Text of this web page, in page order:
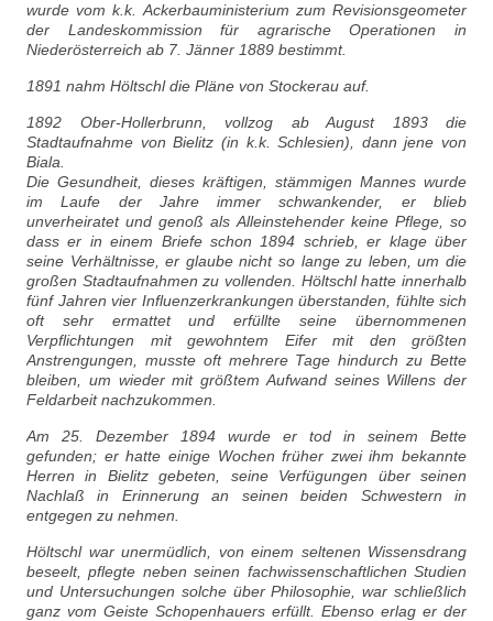
wurde vom k.k. Ackerbauministerium zum Revisionsgeometer
der Landeskommission für agrarische Operationen in
Niederösterreich ab 7. Jänner 1889 bestimmt.
1891 nahm Höltschl die Pläne von Stockerau auf.
1892 Ober-Hollerbrunn, vollzog ab August 1893 die
Stadtaufnahme von Bielitz (in k.k. Schlesien), dann jene von
Biala.
Die Gesundheit, dieses kräftigen, stämmigen Mannes wurde
im Laufe der Jahre immer schwankender, er blieb
unverheiratet und genoß als Alleinstehender keine Pflege, so
dass er in einem Briefe schon 1894 schrieb, er klage über
seine Verhältnisse, er glaube nicht so lange zu leben, um die
großen Stadtaufnahmen zu vollenden. Höltschl hatte innerhalb
fünf Jahren vier Influenzerkrankungen überstanden, fühlte sich
oft sehr ermattet und erfüllte seine übernommenen
Verpflichtungen mit gewohntem Eifer mit den größten
Anstrengungen, musste oft mehrere Tage hindurch zu Bette
bleiben, um wieder mit größtem Aufwand seines Willens der
Feldarbeit nachzukommen.
Am 25. Dezember 1894 wurde er tod in seinem Bette
gefunden; er hatte einige Wochen früher zwei ihm bekannte
Herren in Bielitz gebeten, seine Verfügungen über seinen
Nachlaß in Erinnerung an seinen beiden Schwestern in
entgegen zu nehmen.
Höltschl war unermüdlich, von einem seltenen Wissensdrang
beseelt, pflegte neben seinen fachwissenschaftlichen Studien
und Untersuchungen solche über Philosophie, war schließlich
ganz vom Geiste Schopenhauers erfüllt. Ebenso erlag er der